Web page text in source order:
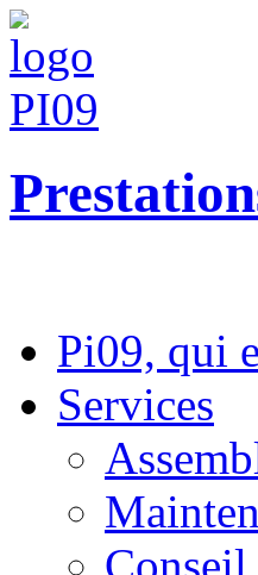
Pi09, qui
Services
Conseil